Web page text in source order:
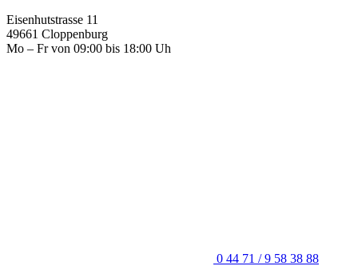
Eisenhutstrasse 11
49661 Cloppenburg
Mo – Fr von 09:00 bis 18:00 Uh
0 44 71 / 9 58 38 88